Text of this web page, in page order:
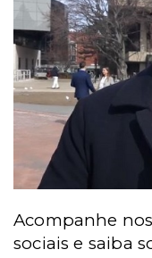
Acompanhe
sociais e saiba